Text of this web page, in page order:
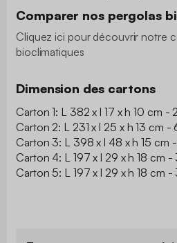
Comparer nos pergolas
Cliquez ici pour découvrir notre
bioclimatiques
Dimension des cartons
Carton 1: L 382 x l 17 x h 10 cm -
Carton 2: L 231 x l 25 x h 13 cm -
Carton 3: L 398 x l 48 x h 15 cm
Carton 4: L 197 x l 29 x h 18 cm -
Carton 5: L 197 x l 29 x h 18 cm -